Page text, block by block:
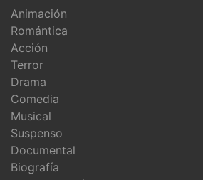
Animación
Romántica
Acción
Terror
Drama
Comedia
Musical
Suspenso
Documental
Biografía